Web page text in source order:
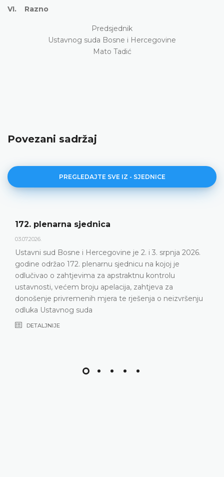
VI. Razno
Predsjednik
Ustavnog suda Bosne i Hercegovine
Mato Tadić
Povezani sadržaj
PREGLEDAJTE SVE IZ - SJEDNICE
je 2. i 3. srpnja 2026.
sjednicu na kojoj je
apstraktnu kontrolu
zahtjeva za
te rješenja o neizvršenju
Ustavni sud Bosne i
plenarnu sjednicu 2. i 3.
DETALJNIJE